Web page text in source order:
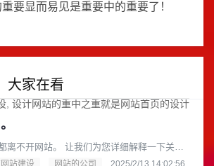
要显而易见是重要中的重要了！
大家在看
设计网站的重中之重就是网站首页的设计
我们为您详细解释一下关于
概念，以及您可以如何选择合适的公司来帮您